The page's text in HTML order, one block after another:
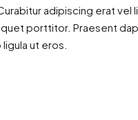
adipiscing erat vel
porttitor. Praesent
ut eros.